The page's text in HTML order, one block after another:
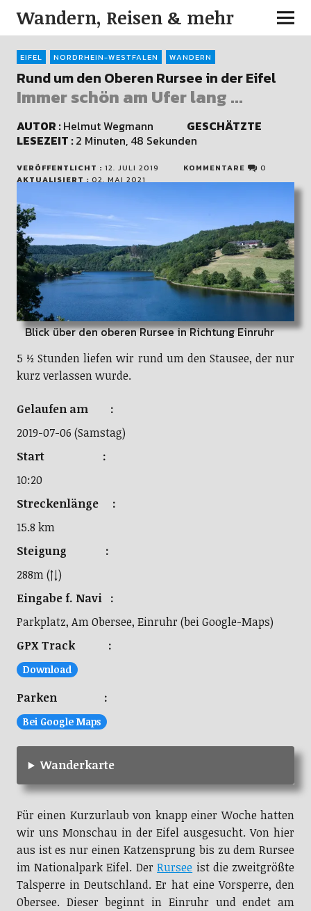
Wandern, Reisen & mehr
EIFEL NORDRHEIN-WESTFALEN WANDERN
Rund um den Oberen Rursee in der Eifel
Immer schön am Ufer lang ...
AUTOR :Helmut Wegmann GESCHÄTZTE
LESEZEIT :2 Minuten, 48 Sekunden
VERÖFFENTLICHT : 12. JULI 2019 KOMMENTARE
0
AKTUALISIERT : 02. MAI 2021
Blick über den oberen Rursee in Richtung Einruhr
5 ½ Stunden liefen wir rund um den Stausee, der nur
kurz verlassen wurde.
Gelaufen am :
2019-07-06 (Samstag)
Start :
10:20
Streckenlänge :
15.8 km
Steigung :
288m (↑↓)
Eingabe f. Navi :
Parkplatz, Am Obersee, Einruhr (bei Google-Maps)
GPX Track :
Download
Parken :
Bei Google Maps
Wanderkarte
Für einen Kurzurlaub von knapp einer Woche hatten
wir uns Monschau in der Eifel ausgesucht. Von hier
aus ist es nur einen Katzensprung bis zu dem Rursee
im Nationalpark Eifel. DerRursee ist die zweitgrößte
Talsperre in Deutschland. Er hat eine Vorsperre, den
Obersee. Dieser beginnt in Einruhr und endet am